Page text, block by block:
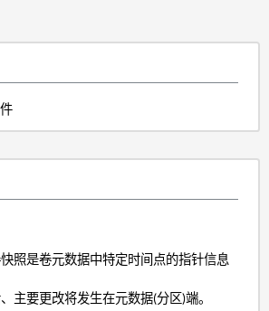
照是卷元数据中特定时间点的指针信息
主要更改将发生在元数据(分区)端。